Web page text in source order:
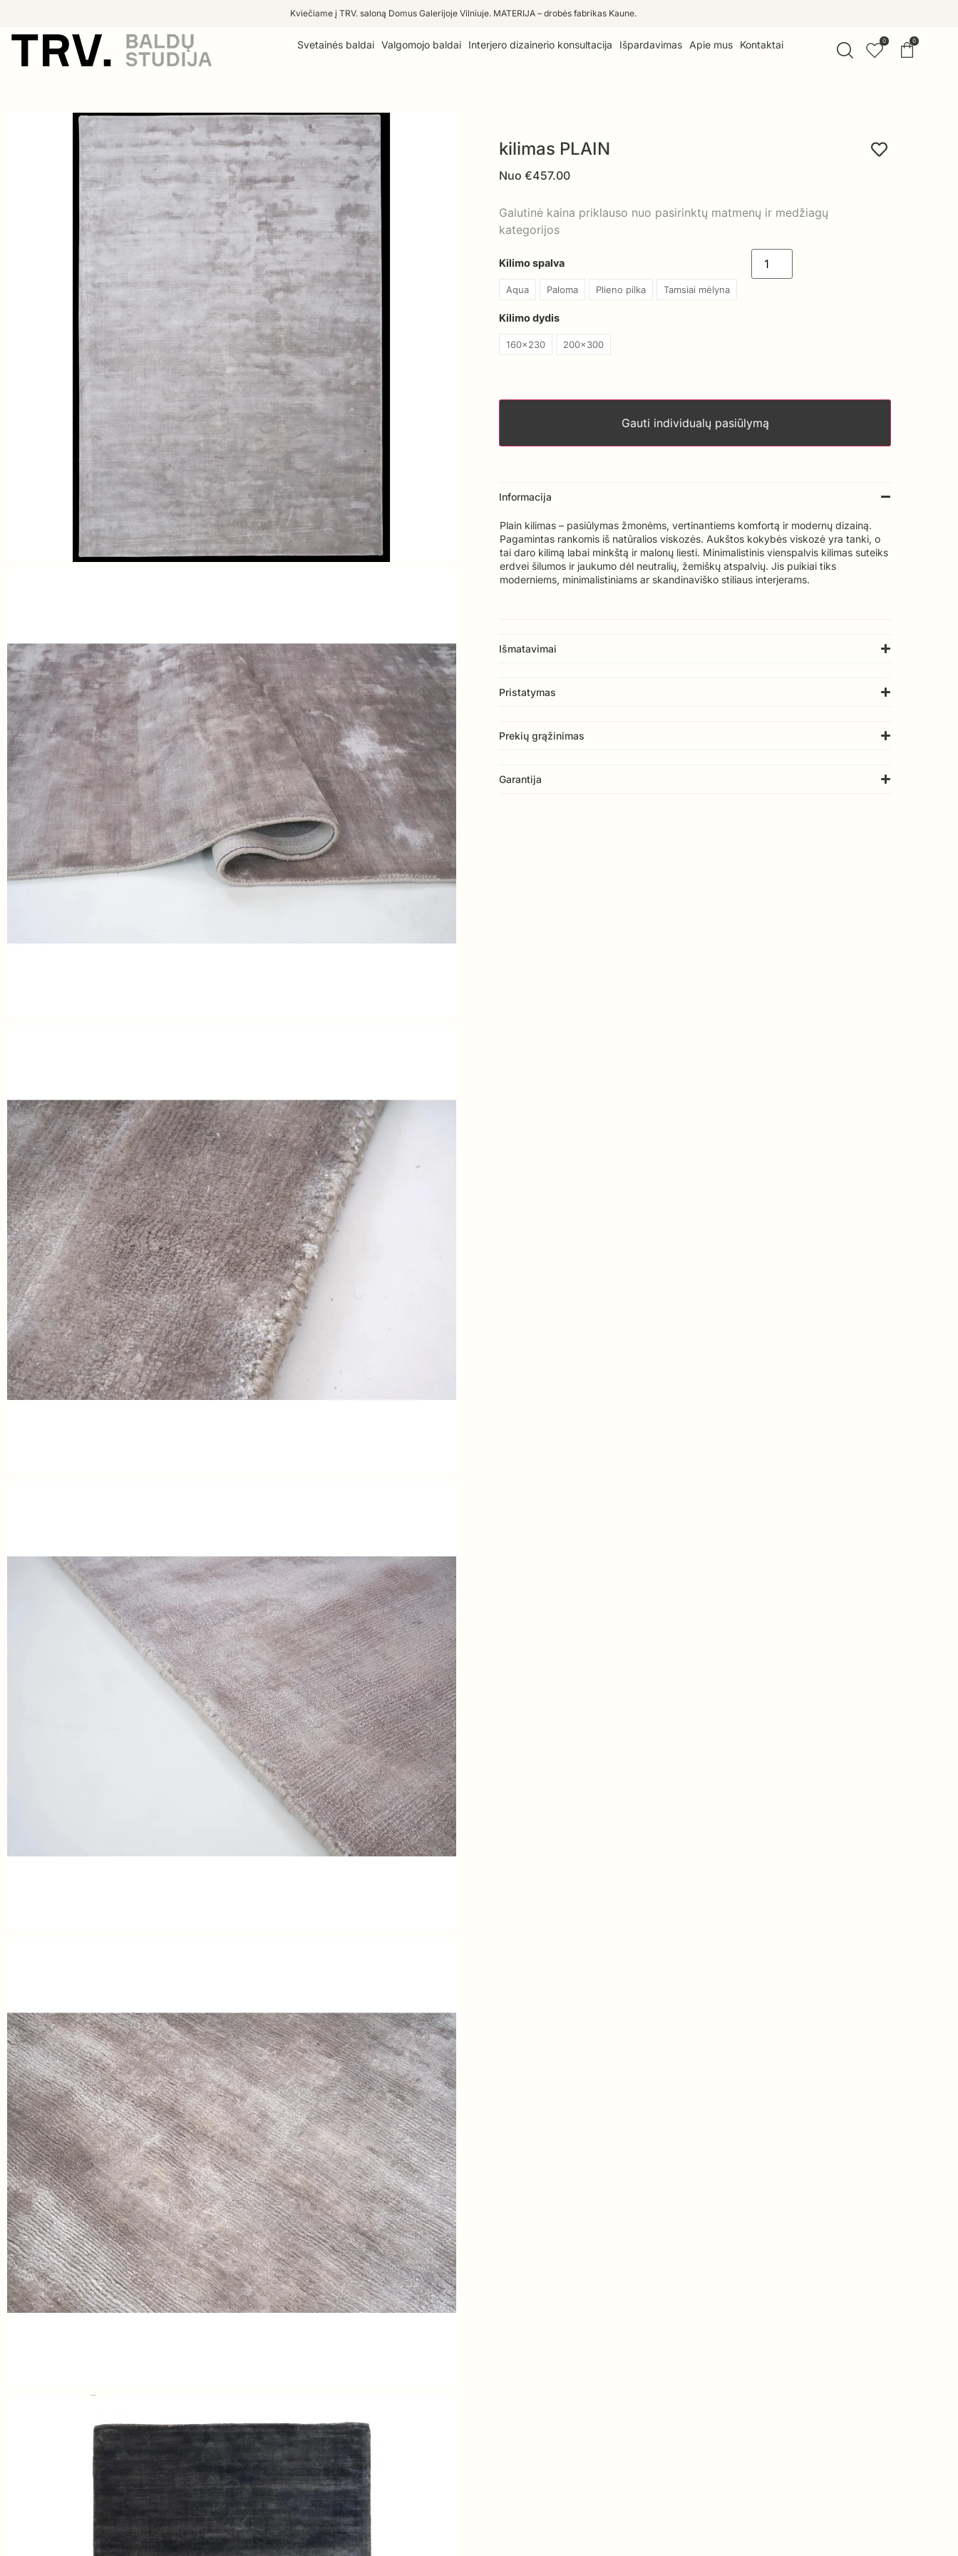
Kviečiame į TRV. saloną Domus Galerijoje Vilniuje. MATERIJA – drobės fabrikas Kaune.
Svetainės baldai Valgomojo baldai Interjero dizainerio konsultacija Išpardavimas Apie mus Kontaktai 0 0
kilimas PLAIN
Nuo €457.00
Galutinė kaina priklauso nuo pasirinktų matmenų ir medžiagų
kategorijos
Kilimo spalva
Aqua Paloma Plieno pilka Tamsiai mėlyna
Kilimo dydis
160x230 200x300
Gauti individualų pasiūlymą
Informacija
Plain kilimas – pasiūlymas žmonėms, vertinantiems komfortą ir modernų dizainą.
Pagamintas rankomis iš natūralios viskozės. Aukštos kokybės viskozė yra tanki, o
tai daro kilimą labai minkštą ir malonų liesti. Minimalistinis vienspalvis kilimas suteiks
erdvei šilumos ir jaukumo dėl neutralių, žemiškų atspalvių. Jis puikiai tiks
moderniems, minimalistiniams ar skandinaviško stiliaus interjerams.
Išmatavimai
Pristatymas
Prekių grąžinimas
Garantija